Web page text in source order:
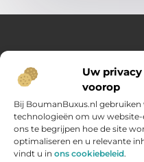
Uw
voorop
Bij BoumanBuxus.nl
technologieën om uw
ons te begrijpen hoe de site
optimaliseren en u relevante
vindt u in ons cookiebeleid.
Over Opelweb
Jouw startpunt voor
Op Opelweb.nl vind je een
content die je helpen meer
adviezen tot verrassende
Main Links